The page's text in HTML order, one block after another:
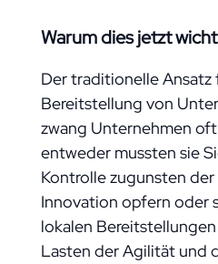
Warum dies jetzt
Der traditionelle Ansatz
Bereitstellung von
zwang Unternehmen
entweder mussten sie
Kontrolle zugunsten
Innovation opfern oder
lokalen
Lasten der Agilität und